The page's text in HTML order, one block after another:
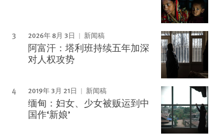
2026年 8月 3日 新闻稿
阿富汗：塔利班持续五年加深
对人权攻势
2019年 3月 21日 新闻稿
缅甸：妇女、少女被贩运到中
国作‘新娘’